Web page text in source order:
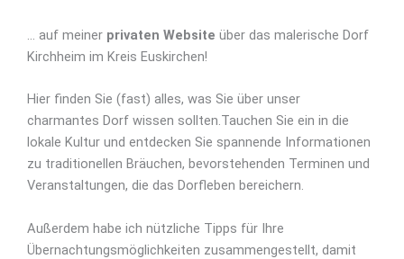
… auf meiner privaten Website über das malerische Dorf
Kirchheim im Kreis Euskirchen!
Hier finden Sie (fast) alles, was Sie über unser
charmantes Dorf wissen sollten.Tauchen Sie ein in die
lokale Kultur und entdecken Sie spannende Informationen
zu traditionellen Bräuchen, bevorstehenden Terminen und
Veranstaltungen, die das Dorfleben bereichern.
Außerdem habe ich nützliche Tipps für Ihre
Übernachtungsmöglichkeiten zusammengestellt, damit